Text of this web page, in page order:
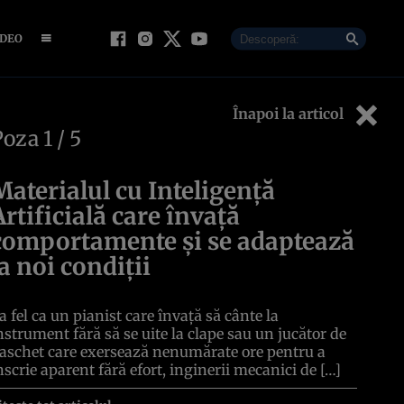
Înapoi la articol
1 / 5
cu Inteligență
care învață
și se adaptează
noi condiții
fel ca un pianist care învață să cânte la
fără să se uite la clape sau un jucător de
care exersează nenumărate ore pentru a
aparent fără efort, inginerii mecanici de […]